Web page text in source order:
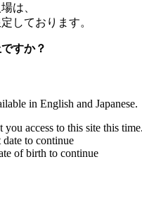
は、
しております。
すか？
in English and Japanese.
you access to this site this time.
date to continue
of birth to continue